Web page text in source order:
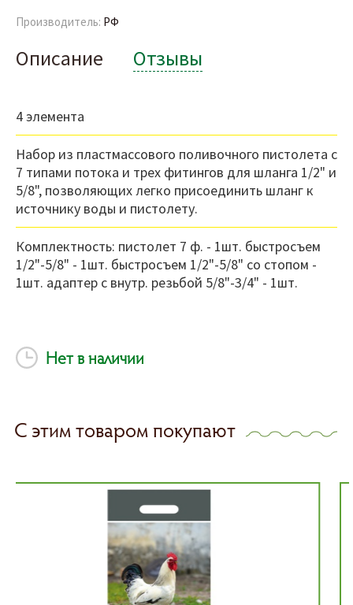
Производитель: РФ
Описание Отзывы
4 элемента
Набор из пластмассового поливочного пистолета с
7 типами потока и трех фитингов для шланга 1/2" и
5/8", позволяющих легко присоединить шланг к
источнику воды и пистолету.
Комплектность: пистолет 7 ф. - 1шт. быстросъем
1/2"-5/8" - 1шт. быстросъем 1/2"-5/8" со стопом -
1шт. адаптер с внутр. резьбой 5/8"-3/4" - 1шт.
Нет в наличии
С этим товаром покупают